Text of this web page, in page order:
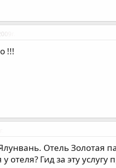
!!!
Отель Золотая
отеля? Гид за эту